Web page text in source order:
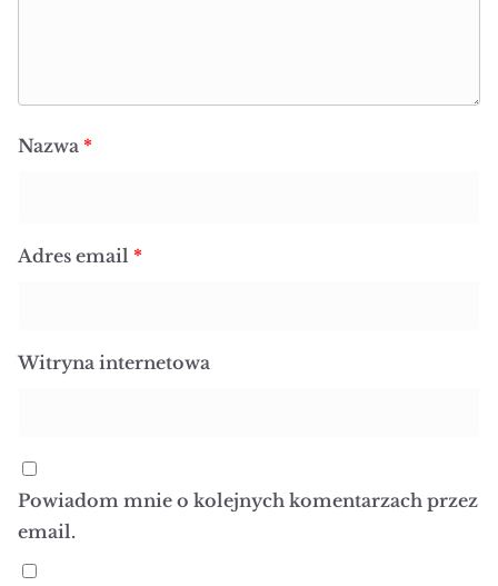
Nazwa *
Adres email *
Witryna internetowa
Powiadom mnie o kolejnych komentarzach przez
email.